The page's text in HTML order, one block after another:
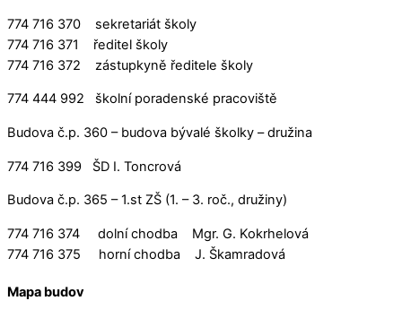
774 716 370 sekretariát školy
774 716 371 ředitel školy
774 716 372 zástupkyně ředitele školy
774 444 992 školní poradenské pracoviště
Budova č.p. 360 – budova bývalé školky – družina
774 716 399 ŠD I. Toncrová
Budova č.p. 365 – 1.st ZŠ (1. – 3. roč., družiny)
774 716 374 dolní chodba Mgr. G. Kokrhelová
774 716 375 horní chodba J. Škamradová
Mapa budov